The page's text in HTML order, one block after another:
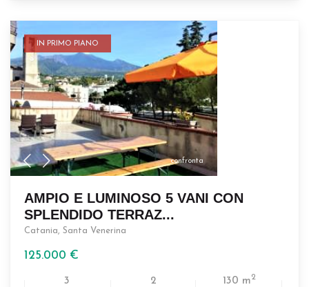
confronta
IN PRIMO PIANO
AMPIO E LUMINOSO 5 VANI CON
SPLENDIDO TERRAZ...
Catania, Santa Venerina
125.000 €
3 2 130 m2